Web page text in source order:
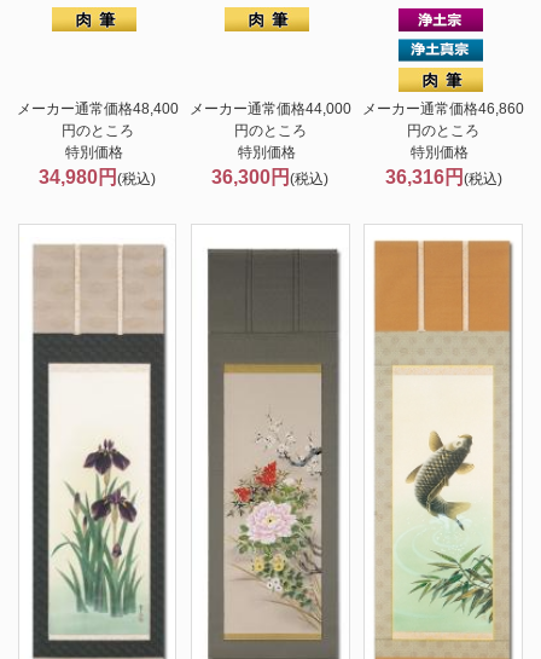
メーカー通常価格48,400
円のところ
特別価格
34,980円(税込)
メーカー通常価格44,000
円のところ
特別価格
36,300円(税込)
メーカー通常価格46,860
円のところ
特別価格
36,316円 (税込)